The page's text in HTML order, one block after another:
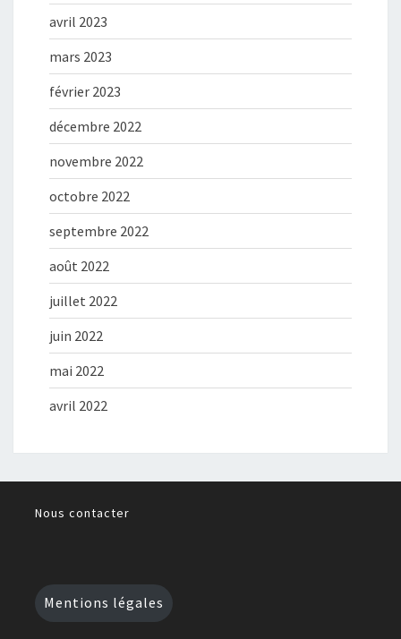
avril 2023
mars 2023
février 2023
décembre 2022
novembre 2022
octobre 2022
septembre 2022
août 2022
juillet 2022
juin 2022
mai 2022
avril 2022
Nous contacter
Mentions légales